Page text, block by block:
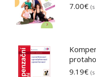
7.00€ (s
9.19€ (s